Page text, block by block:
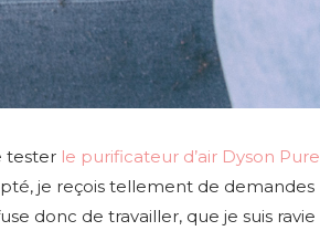
tester le purificateur d’air Dyson Pure
je reçois tellement de demandes
donc de travailler, que je suis ravie